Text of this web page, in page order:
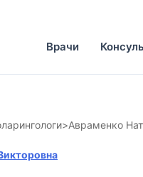
Врачи
>Авраменко